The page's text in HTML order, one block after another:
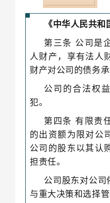
《中华人民共和
第三条 公司是
人财产，享有法人
财产对公司的债务承
公司的合法权
犯。
第四条 有限责
的出资额为限对公
公司的股东以其认
担责任。
公司股东对公司
与重大决策和选择管